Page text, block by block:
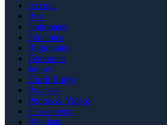
Accueil
Pros
Nationales
Fédérales
Régionales
Féminines
Jeunes
Esprit Rugby
Podcasts
Photos & Vidéos
Classements
Résultats